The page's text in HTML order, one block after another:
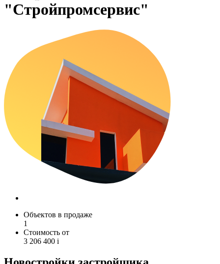
"Стройпромсервис"
Объектов в продаже
1
Стоимость от
3 206 400 i